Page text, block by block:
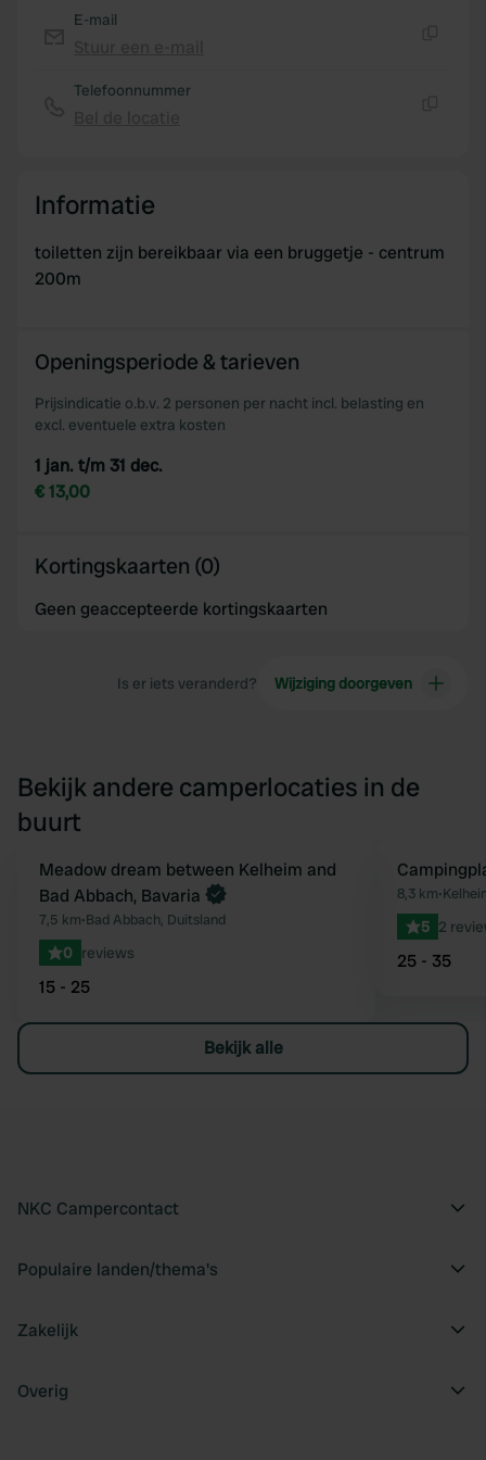
E-mail
Telefoonnummer
Informatie
toiletten zijn bereikbaar via een bruggetje - centrum
200m
Openingsperiode & tarieven
Prijsindicatie o.b.v. 2 personen per nacht incl. belasting en
excl. eventuele extra kosten
1 jan. t/m 31 dec.
€ 13,00
Kortingskaarten (0)
Geen geaccepteerde kortingskaarten
Is er iets veranderd? Wijziging doorgeven
Bekijk andere camperlocaties in de
buurt
Favoriet
Boek direct
Meadow dream between Kelheim and
Bad Abbach, Bavaria
7,5 km•Bad Abbach, Duitsland
0 reviews
15 - 25
8,3 km•
5 2
25 - 35
Bekijk alle
NKC Campercontact
Populaire landen/thema's
Zakelijk
Overig